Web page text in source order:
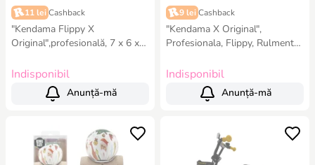
11 lei Cashback
"Kendama Flippy X
Original",profesională, 7 х 6 х
coloră
Indisponibil
Anunță-mă
9 lei Cashback
"Kendama X Original",
Profesionala, Flippy, Rulment
7 x 6 x 18 cm, alb-roșu
Indisponibil
Anunță-mă